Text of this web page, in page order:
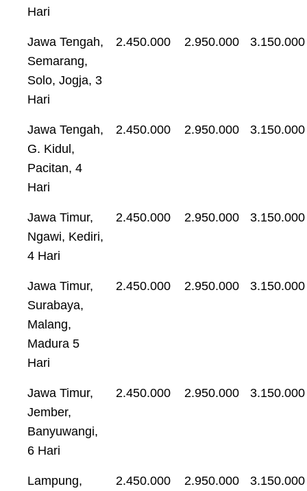
Hari
Jawa Tengah,
Semarang,
Solo, Jogja, 3
Hari
2.450.000 2.950.000 3.150.000
Jawa Tengah,
G. Kidul,
Pacitan, 4
Hari
2.450.000 2.950.000 3.150.000
Jawa Timur,
Ngawi, Kediri,
4 Hari
2.450.000 2.950.000 3.150.000
Jawa Timur,
Surabaya,
Malang,
Madura 5
Hari
2.450.000 2.950.000 3.150.000
Jawa Timur,
Jember,
Banyuwangi,
6 Hari
2.450.000 2.950.000 3.150.000
Lampung,
2.450.000 2.950.000 3.150.000